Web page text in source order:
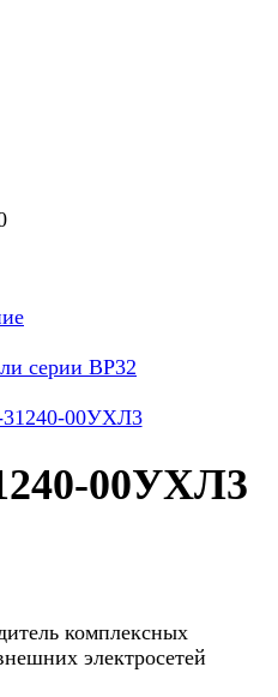
серии ВР32
00УХЛ3
комплексных
электросетей